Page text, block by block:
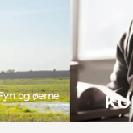
og øerne